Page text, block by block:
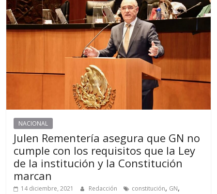
NACIONAL
Julen Rementería asegura que GN no
cumple con los requisitos que la Ley
de la institución y la Constitución
marcan
14 diciembre, 2021 Redacción constitución, GN,